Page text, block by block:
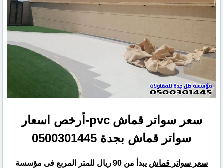
سعر سواتر قماش pvc-أرخص اسعار
سواتر قماش بجدة 0500301445
سعر سواتر قماش
يبدأ من 90 ريال للمتر المربع فى مؤسسة